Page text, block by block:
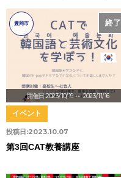
開催日:2023/10/19 ～ 2023/11/16
終了
豊岡市
投稿日:2023.10.07
イベント
第3回CAT教養講座